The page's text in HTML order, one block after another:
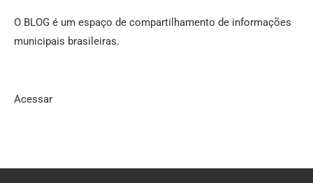
O BLOG é um espaço de compartilhamento de informações
municipais brasileiras.
Acessar